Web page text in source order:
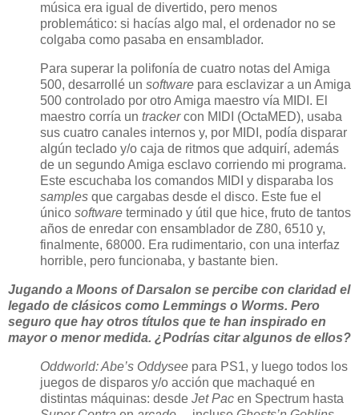
música era igual de divertido, pero menos
problemático: si hacías algo mal, el ordenador no se
colgaba como pasaba en ensamblador.
Para superar la polifonía de cuatro notas del Amiga
500, desarrollé un software para esclavizar a un Amiga
500 controlado por otro Amiga maestro vía MIDI. El
maestro corría un trackercon MIDI (OctaMED), usaba
sus cuatro canales internos y, por MIDI, podía disparar
algún teclado y/o caja de ritmos que adquirí, además
de un segundo Amiga esclavo corriendo mi programa.
Este escuchaba los comandos MIDI y disparaba los
samples que cargabas desde el disco. Este fue el
único software terminado y útil que hice, fruto de tantos
años de enredar con ensamblador de Z80, 6510 y,
finalmente, 68000. Era rudimentario, con una interfaz
horrible, pero funcionaba, y bastante bien.
Jugando a Moons of Darsalon se percibe con claridad el
legado de clásicos como Lemmings o Worms. Pero
seguro que hay otros títulos que te han inspirado en
mayor o menor medida. ¿Podrías citar algunos de ellos?
Oddworld: Abe’s Oddysee para PS1, y luego todos los
juegos de disparos y/o acción que machaqué en
distintas máquinas: desde Jet Pac en Spectrum hasta